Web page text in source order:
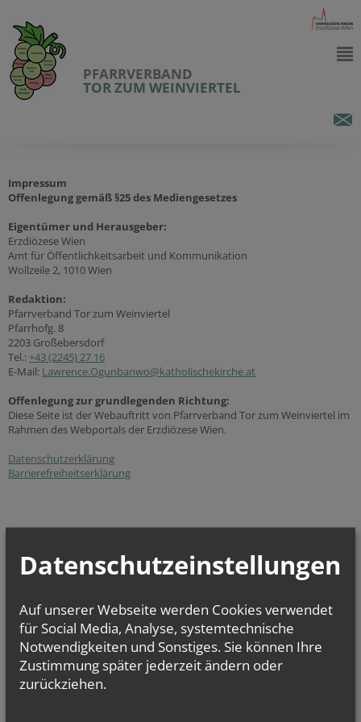
PFARRVERBAND
TOR ZUM WEINVIERTEL
Impressum
Offenlegung gemäß §25 des Mediengesetzes
Eigentümer und Herausgeber:
Erzdiözese Wien
Amt für Öffentlichkeitsarbeit und Kommunikation
Wollzeile 2, 1010 Wien
Redaktion:
Pfarrverband Tor zum Weinviertel
Pfarrhofg. 8
2203 Großebersdorf
Tel.: +43 (2245) 27 16
E-Mail: Lawrence.Ogunbanwo@katholischekirche.at
Offenlegung zur grundlegenden Richtung:
Diese Seite ist der Webauftritt von Pfarrverband Tor zum Weinviertel im
Rahmen des Webportals der Erzdiözese Wien.
Datenschutzerklärung
Barrierefreiheitserklärung
Sonntagsmesse
Mo.., 10. August 2026 17:00
Kanzlei- und Sprechstunde des Pfarrers
Do.., 13. August 2026 09:00
Kanzlei- und Sprechstunde des Pfarrers
Datenschutzeinstellungen
Auf unserer Webseite werden Cookies verwendet
für Social Media, Analyse, systemtechnische
Notwendigkeiten und Sonstiges. Sie können Ihre
Zustimmung später jederzeit ändern oder
zurückziehen.